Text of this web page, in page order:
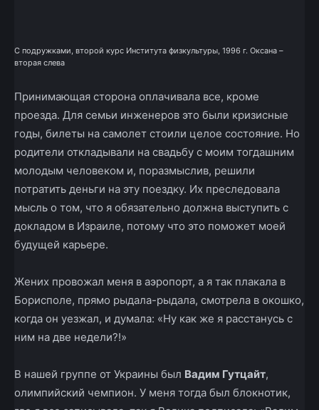
С подружками, второй курс Института физкультуры, 1996 г. Оксана –
вторая слева
Принимающая сторона оплачивала все, кроме
проезда. Для семьи инженеров это были кризисные
годы, билеты на самолет стоили целое состояние. Но
родители откладывали на свадьбу с моим тогдашним
молодым человеком и, поразмыслив, решили
потратить деньги на эту поездку. Их преследовала
мысль о том, что я обязательно должна выступить с
докладом в Израиле, потому что это поможет моей
будущей карьере.
Жених провожал меня в аэропорт, а я так плакала в
Борисполе, прямо рыдала-рыдала, смотрела в окошко,
когда он уезжал, и думала: «Ну как же я расстанусь с
ним на две недели?!»
В нашей группе от Украины был Вадим Гутцайт,
олимпийский чемпион. У меня тогда был блокнотик,